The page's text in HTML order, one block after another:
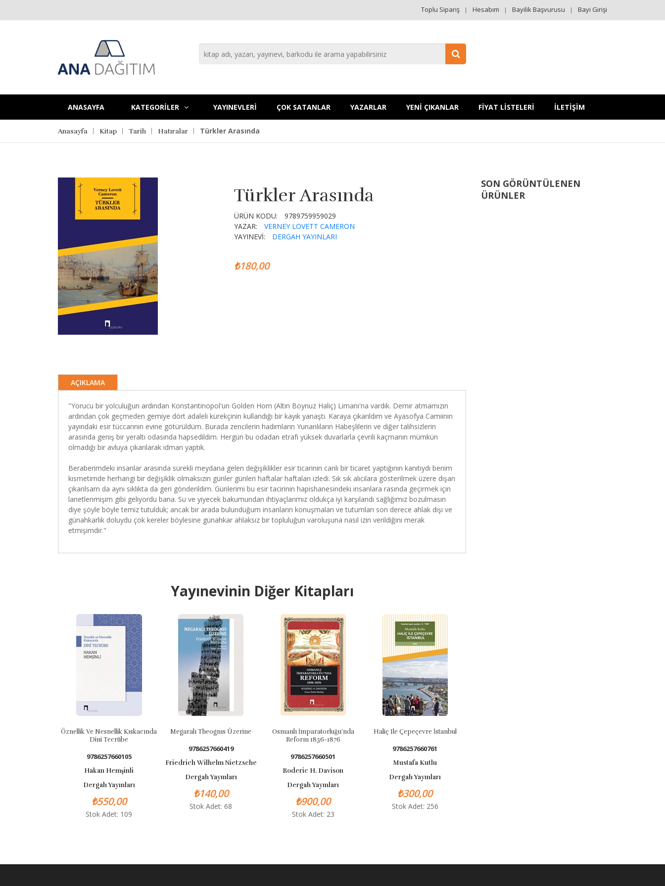
Toplu Sipariş Hesabım Bayilik Başvurusu Bayi Girişi
ANASAYFA KATEGORİLER YAYINEVLERİ ÇOK SATANLAR YAZARLAR YENİ ÇIKANLAR FİYAT LİSTELERİ İLETİŞİM
Anasayfa Kitap Tarih Hatıralar Türkler Arasında
Türkler Arasında
ÜRÜN KODU:
9789759959029
YAZAR:
VERNEY LOVETT CAMERON
YAYINEVİ:
DERGAH YAYINLARI
₺180,00
AÇIKLAMA
"Yorucu bir yolculuğun ardından Konstantinopol'un Golden Horn (Altın Boynuz Haliç) Limanı'na vardık. Demir atmamızın
ardından çok geçmeden gemiye dört adaleli kürekçinin kullandığı bir kayık yanaştı. Karaya çıkarıldım ve Ayasofya Camiinin
yayındaki esir tüccarının evine götürüldüm. Burada zencilerin hadımların Yunanlıların Habeşlilerin ve diğer talihsizlerin
arasında geniş bir yeraltı odasında hapsedildim. Hergün bu odadan etrafı yüksek duvarlarla çevrili kaçmanın mümkün
olmadığı bir avluya çıkarılarak idman yaptık.
Beraberimdeki insanlar arasında sürekli meydana gelen değişiklikler esir ticarinin canlı bir ticaret yaptığının kanıtıydı benim
kısmetimde herhangi bir değişiklik olmaksızın günler günleri haftalar haftaları izledi. Sık sık alıcılara gösterilmek üzere dışarı
çıkarılsam da aynı sıklıkta da geri gönderildim. Günlerimi bu esir tacirinin hapishanesindeki insanlara rasında geçirmek için
lanetlenmişim gibi geliyordu bana. Su ve yiyecek bakumundan ihtiyaçlarımız oldukça iyi karşılandı sağlığımız bozulmasın
diye şöyle böyle temiz tutulduk; ancak bir arada bulunduğum insanların konuşmaları ve tutumları son derece ahlak dışı ve
günahkarlık doluydu çok kereler böylesine günahkar ahlaksız bir topluluğun varoluşuna nasıl izin verildiğini merak
etmişimdir."
Yayınevinin Diğer Kitapları
Öznellik Ve Nesnellik Kıskacında
Dini Tecrübe
9786257660105
Hakan Hemşinli
Dergah Yayınları
₺550,00
Stok Adet: 109
Megaralı Theognıs Üzerine
9786257660419
Friedrich Wilhelm Nietzsche
Dergah Yayınları
₺140,00
Stok Adet: 68
Osmanlı İmparatorluğu’nda
Reform 1856-1876
9786257660501
Roderic H. Davison
Dergah Yayınları
₺900,00
Stok Adet: 23
Haliç Ile Çepeçevre İstanbul
9786257660761
Mustafa Kutlu
Dergah Yayınları
₺300,00
Stok Adet: 256
SON GÖRÜNTÜLENEN
ÜRÜNLER